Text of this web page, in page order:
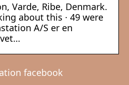
Varde, Ribe, Denmark.
about this · 49 were
A/S er en
facebook